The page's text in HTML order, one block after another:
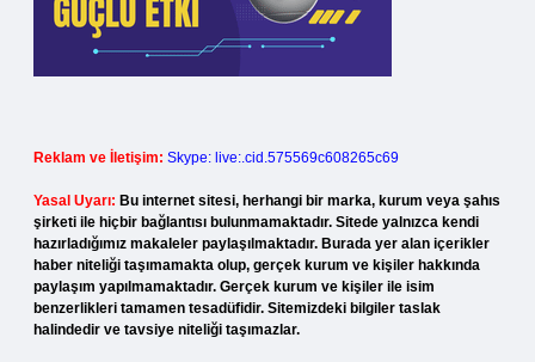
Reklam ve İletişim: Skype: live:.cid.575569c608265c69
Yasal Uyarı: Bu internet sitesi, herhangi bir marka, kurum veya şahıs
şirketi ile hiçbir bağlantısı bulunmamaktadır. Sitede yalnızca kendi
hazırladığımız makaleler paylaşılmaktadır. Burada yer alan içerikler
haber niteliği taşımamakta olup, gerçek kurum ve kişiler hakkında
paylaşım yapılmamaktadır. Gerçek kurum ve kişiler ile isim
benzerlikleri tamamen tesadüfidir. Sitemizdeki bilgiler taslak
halindedir ve tavsiye niteliği taşımazlar.